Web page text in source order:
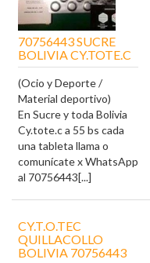
70756443 SUCRE
BOLIVIA CY.TOTE.C
(Ocio y Deporte /
Material deportivo)
En Sucre y toda Bolivia
Cy.tote.c a 55 bs cada
una tableta llama o
comunícate x WhatsApp
al 70756443[...]
CY.T.O.TEC
QUILLACOLLO
BOLIVIA 70756443